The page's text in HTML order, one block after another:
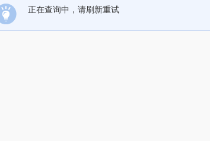
正在查询中，请刷新重试